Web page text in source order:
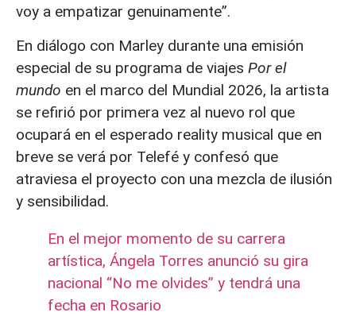
voy a empatizar genuinamente”.
En diálogo con Marley durante una emisión
especial de su programa de viajes Por el
mundo en el marco del Mundial 2026, la artista
se refirió por primera vez al nuevo rol que
ocupará en el esperado reality musical que en
breve se verá por Telefé y confesó que
atraviesa el proyecto con una mezcla de ilusión
y sensibilidad.
En el mejor momento de su carrera
artística, Ángela Torres anunció su gira
nacional “No me olvides” y tendrá una
fecha en Rosario